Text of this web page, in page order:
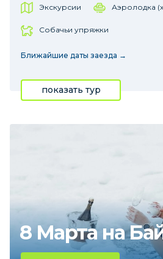
Экскурсии Аэролодка
Собачьи упряжки
Ближайшие даты заезда →
показать тур
8 Марта на